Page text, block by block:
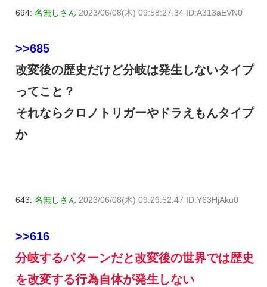
694: 名無しさん 2023/06/08(木) 09:58:27.34 ID:A313aEVN0
>>685
改変後の歴史だけど分岐は発生しないタイプ
ってこと？
それならクロノトリガーやドラえもんタイプ
か
643: 名無しさん 2023/06/08(木) 09:29:52.47 ID:Y63HjAku0
>>616
分岐するパターンだと改変後の世界では歴史
を改変する行為自体が発生しない